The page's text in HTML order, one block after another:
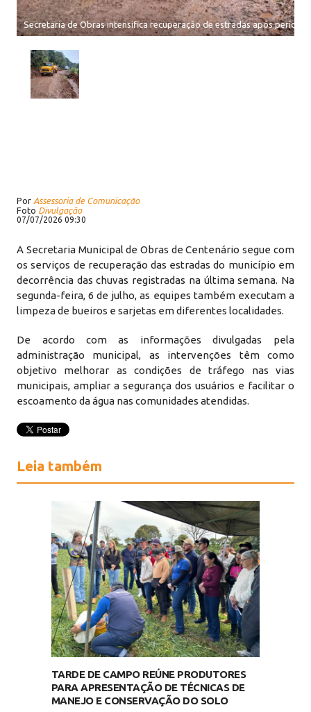
Secretaria de Obras intensifica recuperação de estradas após período
Por Assessoria de Comunicação
Foto Divulgação
07/07/2026 09:30
A Secretaria Municipal de Obras de Centenário segue com
os serviços de recuperação das estradas do município em
decorrência das chuvas registradas na última semana. Na
segunda-feira, 6 de julho, as equipes também executam a
limpeza de bueiros e sarjetas em diferentes localidades.
De acordo com as informações divulgadas pela
administração municipal, as intervenções têm como
objetivo melhorar as condições de tráfego nas vias
municipais, ampliar a segurança dos usuários e facilitar o
escoamento da água nas comunidades atendidas.
Leia também
TARDE DE CAMPO REÚNE PRODUTORES
PARA APRESENTAÇÃO DE TÉCNICAS DE
MANEJO E CONSERVAÇÃO DO SOLO